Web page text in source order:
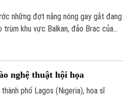
những đợt nắng nóng gay gắt đang
trùm khu vực Balkan, đảo Brac của
trực tiếp cưỡi ngựa lội dưới làn nước
mát lành.
nghệ thuật hội họa
thành phố Lagos (Nigeria), họa sĩ